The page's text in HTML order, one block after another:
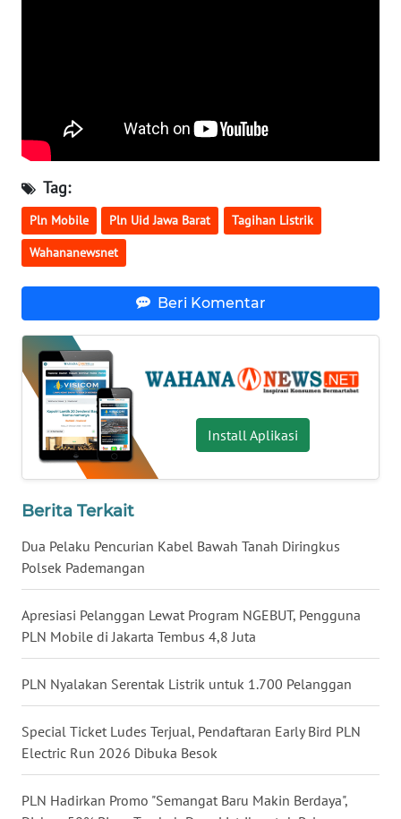
Tag:
Pln Mobile Pln Uid Jawa Barat Tagihan Listrik
Wahananewsnet
Beri Komentar
Install Aplikasi
Berita Terkait
Dua Pelaku Pencurian Kabel Bawah Tanah Diringkus
Polsek Pademangan
Apresiasi Pelanggan Lewat Program NGEBUT, Pengguna
PLN Mobile di Jakarta Tembus 4,8 Juta
PLN Nyalakan Serentak Listrik untuk 1.700 Pelanggan
Special Ticket Ludes Terjual, Pendaftaran Early Bird PLN
Electric Run 2026 Dibuka Besok
PLN Hadirkan Promo "Semangat Baru Makin Berdaya",
WN
SUMBAR
WN
SUMSEL
LAMPUNG
WN
JATENG
WN
WN
JOGJA
WN
JATIM
WN
KALBAR
WN